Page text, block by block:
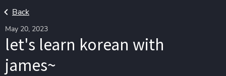
Back
May 20, 2023
let's learn korean with
james~